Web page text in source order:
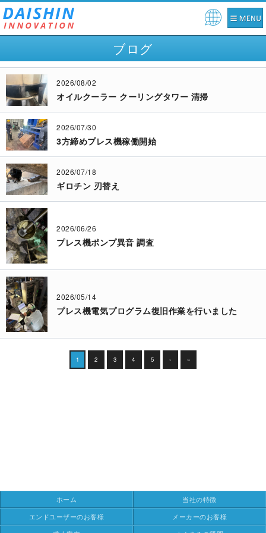
ブログ
2026/08/02
オイルクーラー クーリングタワー 清掃
2026/07/30
3方締めプレス機稼働開始
2026/07/18
ギロチン 刃替え
2026/06/26
プレス機ポンプ異音 調査
2026/05/14
プレス機電気プログラム復旧作業を行いました
1 2 3 4 5 › »
ホーム
当社の特徴
エンドユーザーのお客様
メーカーのお客様